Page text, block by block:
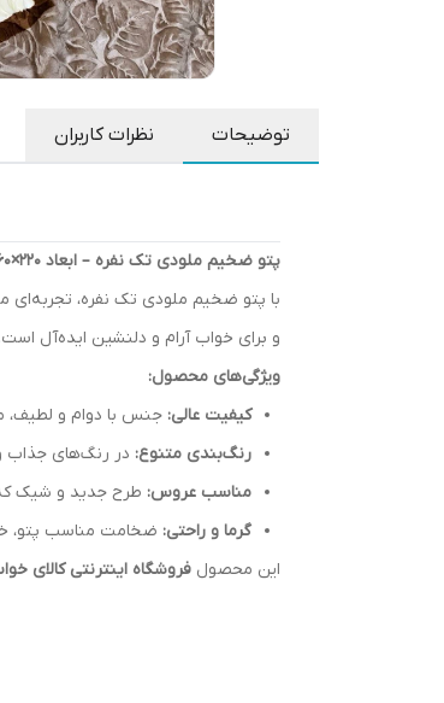
توضیحات نظرات کاربران
پتو ضخیم ملودی تک نفره – ابعاد 220×160 سانتی‌متر
با پتو ضخیم ملودی تک نفره، تجربه‌ای
و برای خواب آرام و دلنشین ایده‌آل است.
ویژگی‌های محصول:
کیفیت عالی: جنس با دوام و لطیف،
رنگ‌بندی متنوع: در رنگ‌های جذاب
مناسب عروس: طرح جدید و شیک
گرما و راحتی: ضخامت مناسب پتو،
این محصول فروشگاه اینترنتی کالای